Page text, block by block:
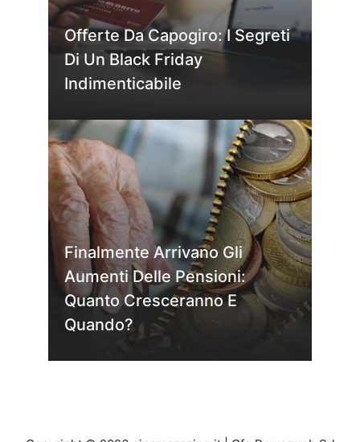
Offerte Da Capogiro: I Segreti
Di Un Black Friday
Indimenticabile
Finalmente Arrivano Gli
Aumenti Delle Pensioni:
Quanto Cresceranno E
Quando?